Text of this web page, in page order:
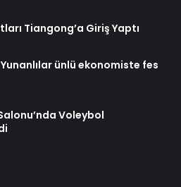
Tiangong’a Giriş Yaptı
ünlü ekonomiste fes
Voleybol